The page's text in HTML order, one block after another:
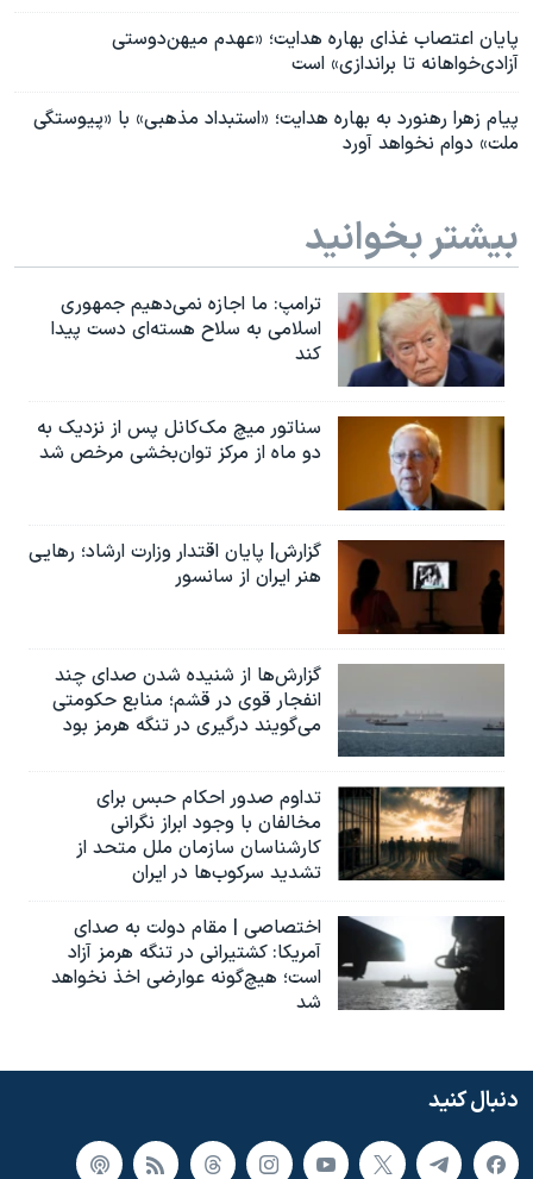
پایان اعتصاب غذای بهاره هدایت؛ «عهدم میهن‌دوستی
آزادی‌خواهانه تا براندازی» است
پیام زهرا رهنورد به بهاره هدایت؛ «استبداد مذهبی» با «پیوستگی
ملت» دوام نخواهد آورد
بیشتر بخوانید
ترامپ: ما اجازه نمی‌دهیم جمهوری
اسلامی به سلاح هسته‌ای دست پیدا
کند
سناتور میچ مک‌کانل پس از نزدیک به
دو ماه از مرکز توان‌بخشی مرخص شد
گزارش| پایان اقتدار وزارت ارشاد؛ رهایی
هنر ایران از سانسور
گزارش‌ها از شنیده شدن صدای چند
انفجار قوی در قشم؛ منابع حکومتی
می‌گویند درگیری در تنگه هرمز بود
تداوم صدور احکام حبس برای
مخالفان با وجود ابراز نگرانی
کارشناسان سازمان ملل متحد از
تشدید سرکوب‌ها در ایران
اختصاصی | مقام دولت به صدای
آمریکا: کشتیرانی در تنگه هرمز آزاد
است؛ هیچ‌گونه عوارضی اخذ نخواهد
شد
دنبال کنید